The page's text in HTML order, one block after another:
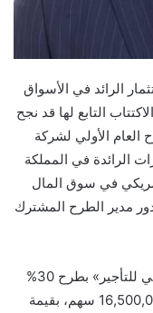
الرائد في الأسواق
التابع لها قد نجح
العام الأولي لشركة
الرائدة في المملكة
290 مليون دولار أمريكي في سوق المال
مدير الطرح المشترك
وقد شهدت عملية الاكتتاب قيام شركة «لومي للتأجير» بطرح 30%
من إجمالي رأسمالها المُصدر، بما يعادل 16,500,000 سهم، بقيمة